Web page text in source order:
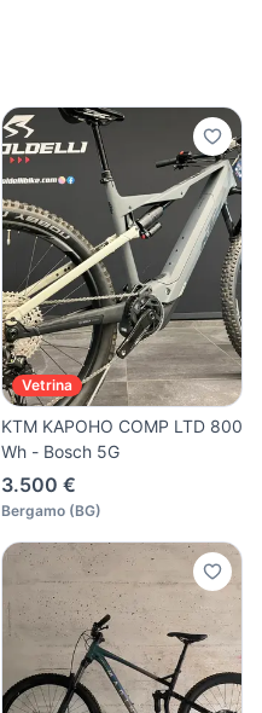
Vetrina
KTM KAPOHO COMP LTD 800
Wh - Bosch 5G
3.500 €
Bergamo (BG)